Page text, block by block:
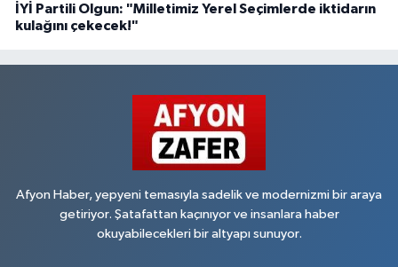
İYİ Partili Olgun: "Milletimiz Yerel Seçimlerde iktidarın
kulağını çekecek!"
Afyon Haber, yepyeni temasıyla sadelik ve modernizmi bir araya
getiriyor. Şatafattan kaçınıyor ve insanlara haber
okuyabilecekleri bir altyapı sunuyor.